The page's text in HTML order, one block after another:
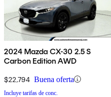
2024 Mazda CX-30 2.5 S
Carbon Edition AWD
$22,794 Buena oferta
Incluye tarifas de conc.